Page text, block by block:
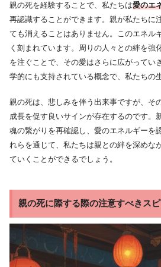
親の死を経験することで、私たちは愛のエ
再認識することができます。親が私たちに
ても消えることはありません。このエネル
く刻まれています。周りの人々との絆を強
を注ぐことで、その愛はさらに広がってい
学的にも支持されている概念で、私たちの
親の死は、悲しみを伴う出来事ですが、そ
成長を促す良いサインが存在するのです。
魂の繋がりを再確認し、愛のエネルギーを
れらを通じて、私たちは親との絆を深めな
ていくことができるでしょう。
親の死に際する際の注意すべきス